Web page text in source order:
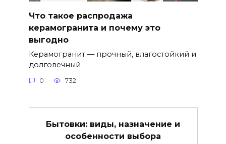
Что такое распродажа
керамогранита и почему это
выгодно
Керамогранит — прочный, влагостойкий и
долговечный
0 732
Бытовки: виды, назначение и
особенности выбора